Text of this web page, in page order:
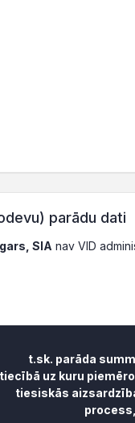
parādu dati
SIA nav VID
t.sk. parāda
uz kuru
tiesiskās